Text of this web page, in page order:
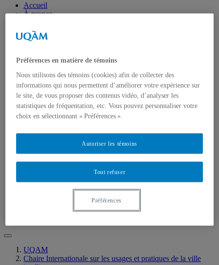
Accueil
À propos
Programme scientifique
Coopération internationale
Partenariats & Subventions
Événements
Séminaires
Cahiers In.SITU
Médias
Balado – Légendes urbaines
BD – La ville à portée de main
À l’international
Devenir partenaire
Au Canada
À l’international
Rapports de recherche
UQAM
Chaire Internationale sur les usages et pratiques de la ville
Préférences en matière de témoins
Nous utilisons des témoins (cookies) afin de collecter des
informations qui nous permettent d’améliorer votre expérience sur
le site, de vous proposer des contenus vidéo, d’analyser les
statistiques de fréquentation, etc. Vous pouvez personnaliser votre
choix en sélectionnant « Préférences ».
Tout refuser
Autoriser les témoins
Préférences